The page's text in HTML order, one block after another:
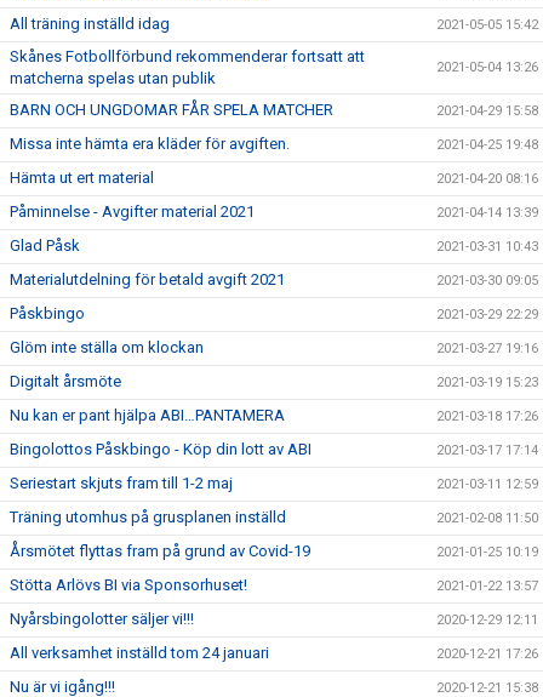
All träning inställd idag 2021-05-05 15:42
Skånes Fotbollförbund rekommenderar fortsatt att
matcherna spelas utan publik
2021-05-04 13:26
BARN OCH UNGDOMAR FÅR SPELA MATCHER 2021-04-29 15:58
Missa inte hämta era kläder för avgiften. 2021-04-25 19:48
Hämta ut ert material 2021-04-20 08:16
Påminnelse - Avgifter material 2021 2021-04-14 13:39
Glad Påsk 2021-03-31 10:43
Materialutdelning för betald avgift 2021 2021-03-30 09:05
Påskbingo 2021-03-29 22:29
Glöm inte ställa om klockan 2021-03-27 19:16
Digitalt årsmöte 2021-03-19 15:23
Nu kan er pant hjälpa ABI…PANTAMERA 2021-03-18 17:26
Bingolottos Påskbingo - Köp din lott av ABI 2021-03-17 17:14
Seriestart skjuts fram till 1-2 maj 2021-03-11 12:59
Träning utomhus på grusplanen inställd 2021-02-08 11:50
Årsmötet flyttas fram på grund av Covid-19 2021-01-25 10:19
Stötta Arlövs BI via Sponsorhuset! 2021-01-22 13:57
Nyårsbingolotter säljer vi!!! 2020-12-29 12:11
All verksamhet inställd tom 24 januari 2020-12-21 17:26
Nu är vi igång!!! 2020-12-21 15:38